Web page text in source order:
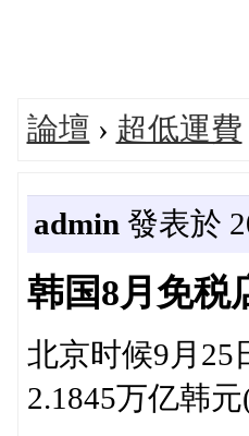
論壇 › 超低運費
admin 發表於
韩国8月免税
北京时候9月25
2.1845万亿韩